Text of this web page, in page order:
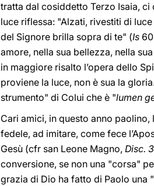
tratta dal cosiddetto Terzo Isaia,
luce riflessa: "Alzati, rivestiti di
del Signore brilla sopra di te" (Is
amore, nella sua bellezza, nella
in maggiore risalto l’opera dello
proviene la luce, non è sua la
strumento" di Colui che è "lumen
Cari amici, in questo anno
fedele, ad imitare, come fece
Gesù (cfr san Leone Magno, Disc.
conversione, se non una "corsa"
grazia di Dio ha fatto di Paolo una